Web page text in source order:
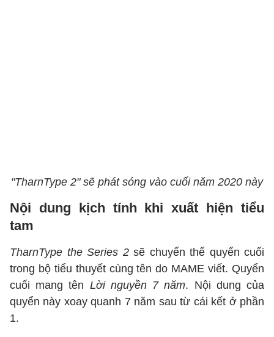
"TharnType 2" sẽ phát sóng vào cuối năm 2020 này
Nội dung kịch tính khi xuất hiện tiểu
tam
TharnType the Series 2sẽ chuyển thể quyển cuối
trong bộ tiểu thuyết cùng tên do MAME viết. Quyển
cuối mang tên Lời nguyền 7 năm. Nội dung của
quyển này xoay quanh 7 năm sau từ cái kết ở phần
1.